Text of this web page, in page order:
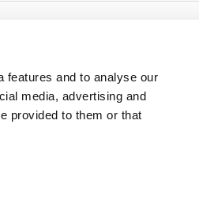
features and to analyse our
media, advertising and
provided to them or that